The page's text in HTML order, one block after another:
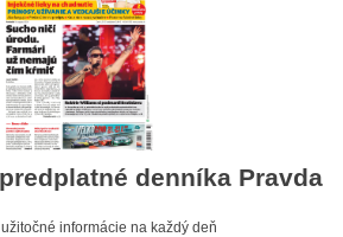
denníka Pravda
informácie na každý deň